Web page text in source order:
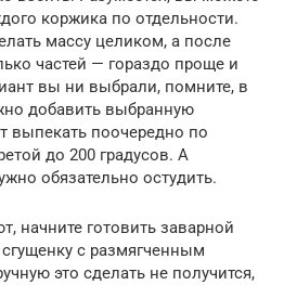
коржика по отдельности.
массу целиком, а после
частей — гораздо проще и
вы ни выбрали, помните, в
добавить выбранную
выпекать поочередно по
до 200 градусов. А
обязательно остудить.
начните готовить заварной
с размягченным
это сделать не получится,